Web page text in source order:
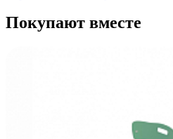
Покупают вместе